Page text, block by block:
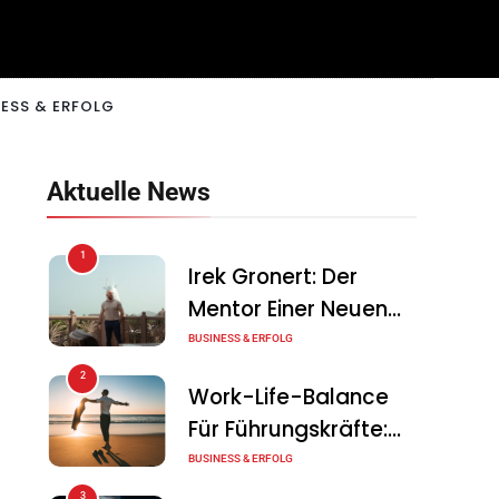
& ERFOLG
Aktuelle News
1
Irek Gronert: Der
Mentor Einer Neuen
Generation Von
BUSINESS & ERFOLG
2
Work-Life-Balance
Für Führungskräfte:
Illusion Oder Echte
BUSINESS & ERFOLG
3